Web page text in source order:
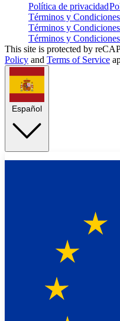
Política de privacidad
Términos y
Términos y
Términos y
This site is protected by
Policy and Terms of Service
Español